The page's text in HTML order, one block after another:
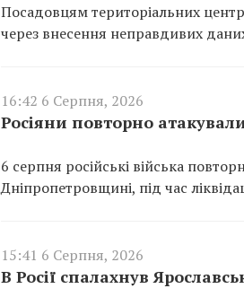
Посадовцям територіальних
через внесення неправдивих
16:42 6 Серпня, 2026
Росіяни повторно
6 серпня російські війська
Дніпропетровщині, під час
15:41 6 Серпня, 2026
В Росії спалахнув